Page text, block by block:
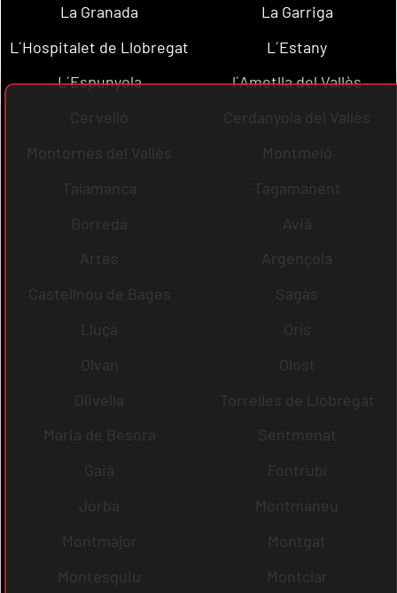
La Granada
La Garriga
L´Hospitalet de Llobregat
L´Estany
L´Espunyola
l´Ametlla del Vallès
Cervelló
Cerdanyola del Vallès
Montornès del Vallès
Montmeló
Talamanca
Tagamanent
Borredà
Avià
Artés
Argençola
Castellnou de Bages
Sagàs
Lluçà
Orís
Olvan
Olost
Olivella
Torrelles de Llobregat
Maria de Besora
Sentmenat
Gaià
Fontrubí
Jorba
Montmaneu
Montmajor
Montgat
Montesquiu
Montclar